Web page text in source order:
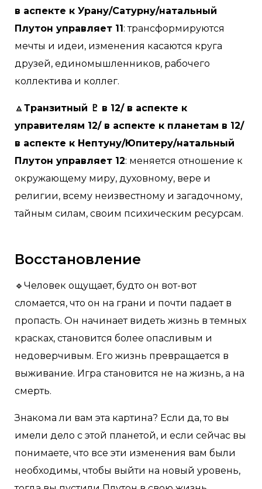
в аспекте к Урану/Сатурну/натальный
Плутон управляет 11: трансформируются
мечты и идеи, изменения касаются круга
друзей, единомышленников, рабочего
коллектива и коллег.
🔼 Транзитный ♇ в 12/ в аспекте к
управителям 12/ в аспекте к планетам в 12/
в аспекте к Нептуну/Юпитеру/натальный
Плутон управляет 12: меняется отношение к
окружающему миру, духовному, вере и
религии, всему неизвестному и загадочному,
тайным силам, своим психическим ресурсам.
Восстановление
🔹Человек ощущает, будто он вот-вот
сломается, что он на грани и почти падает в
пропасть. Он начинает видеть жизнь в темных
красках, становится более опасливым и
недоверчивым. Его жизнь превращается в
выживание. Игра становится не на жизнь, а на
смерть.
Знакома ли вам эта картина? Если да, то вы
имели дело с этой планетой, и если сейчас вы
понимаете, что все эти изменения вам были
необходимы, чтобы выйти на новый уровень,